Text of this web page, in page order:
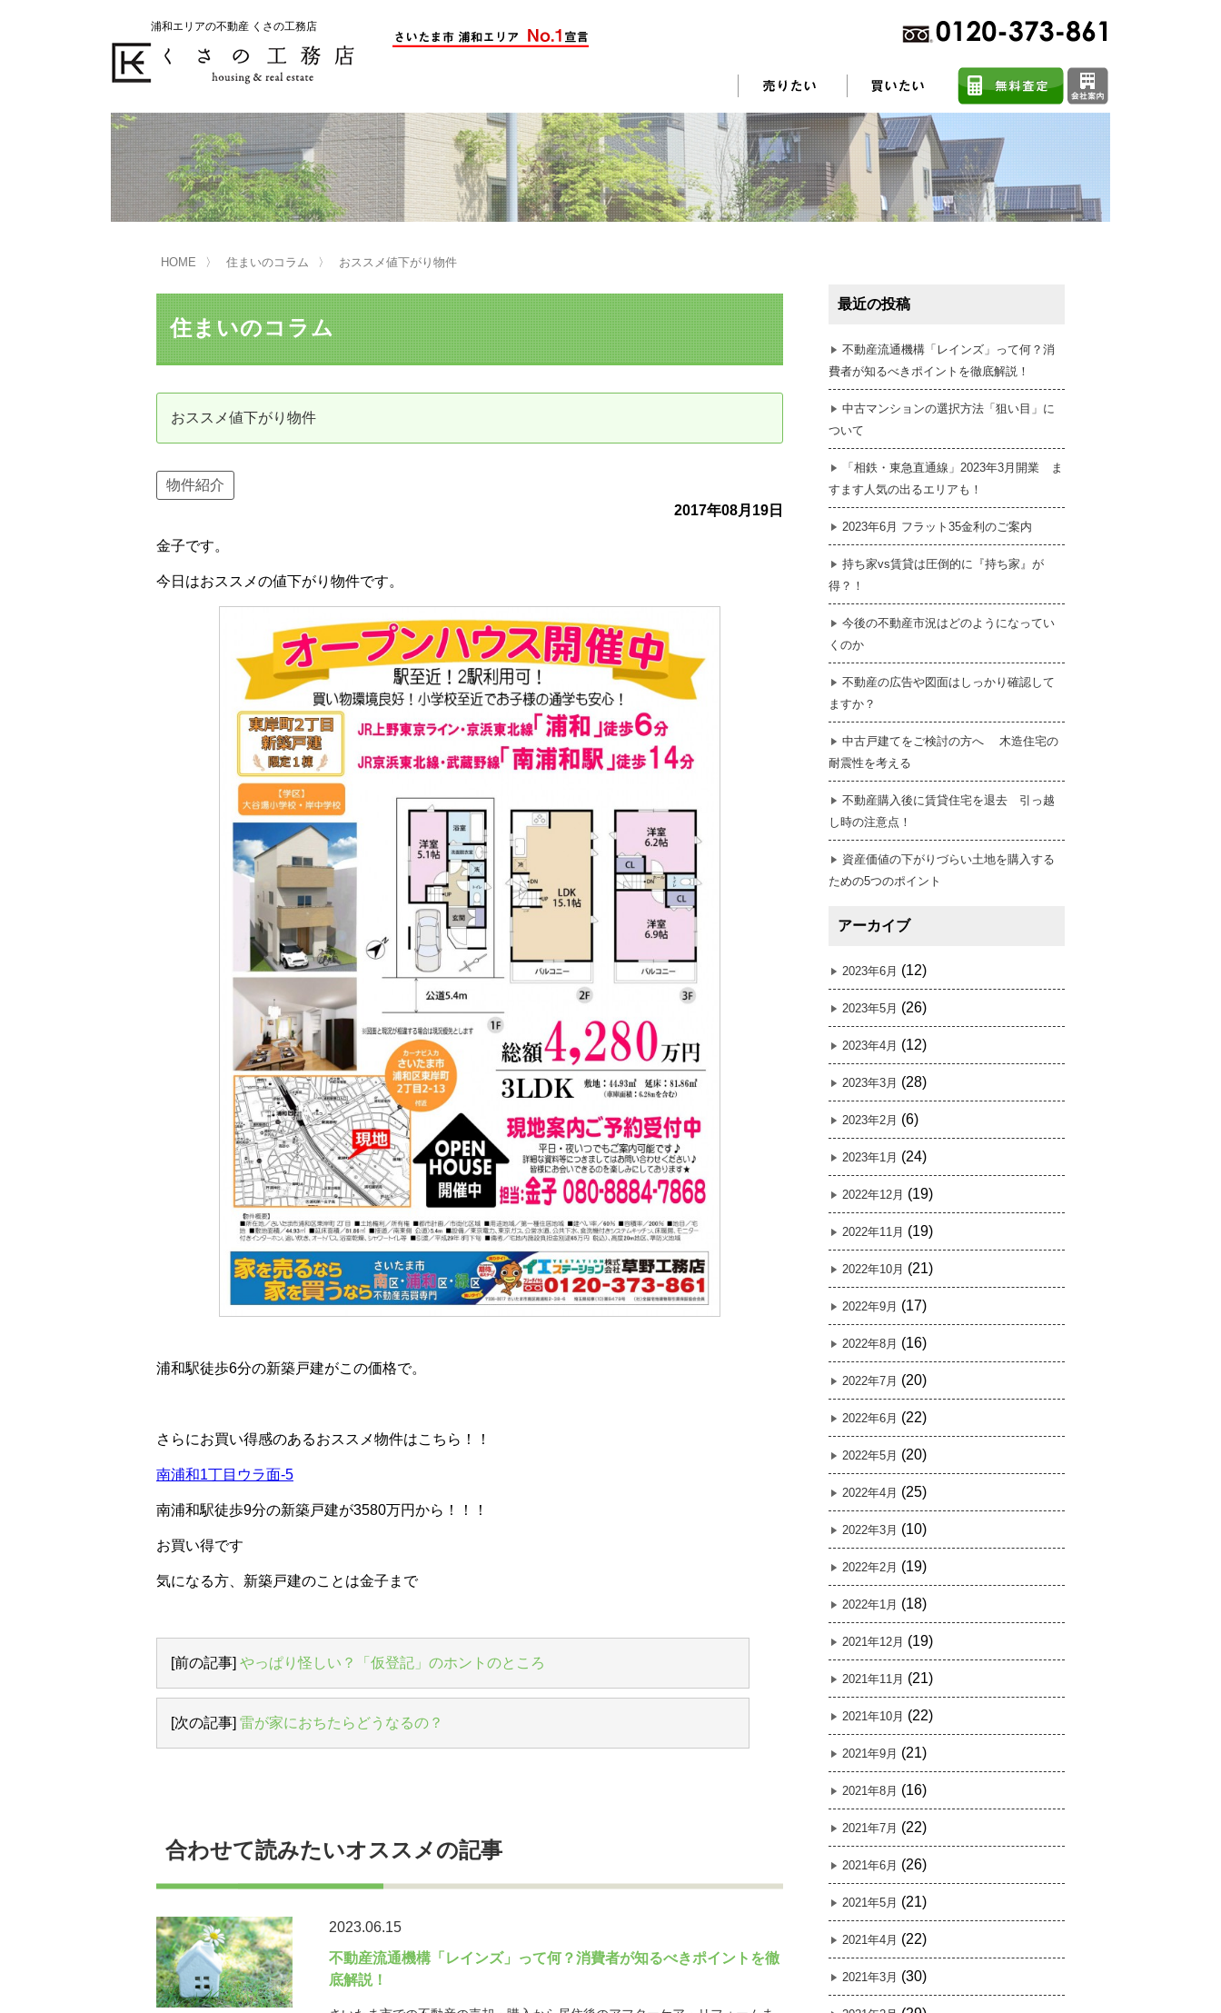
浦和エリアの不動産 くさの工務店
不動産の売却をお考えのお客様
くさの工務店が選ばれる理由 売却活動 売却されたお客様の声 不動産売却に関するよくある質問
買い替えサポート はじめての売却 不動産売却成功のコツ 任意売却
不動産の相続 売却前の修繕・リフォーム
売却の流れ（手順）
不動産売却の詳しい流れ 売買契約のご締結
不動産の引き渡し
不動産の購入をお考えのお客様
くさの工務店が選ばれる理由 購入されたお客様の声 不動産購入に関するよくある質問
住宅ローン控除・消費税について
リニュアル仲介とは
資産価値の減りにくい住宅購入 中古だから安心して購入できる仕組み リニュアル仲介で実現する豊かな暮らし はじめての物件探し
HOME 住まいのコラム おススメ値下がり物件
住まいのコラム
おススメ値下がり物件
物件紹介
2017年08月19日
金子です。
今日はおススメの値下がり物件です。
浦和駅徒歩6分の新築戸建がこの価格で。
さらにお買い得感のあるおススメ物件はこちら！！
南浦和1丁目ウラ面-5
南浦和駅徒歩9分の新築戸建が3580万円から！！！
お買い得です
気になる方、新築戸建のことは金子まで
[前の記事] やっぱり怪しい？「仮登記」のホントのところ
[次の記事] 雷が家におちたらどうなるの？
合わせて読みたいオススメの記事
2023.06.15
不動産流通機構「レインズ」って何？消費者が知るべきポイントを徹
底解説！
最近の投稿
不動産流通機構「レインズ」って何？消
費者が知るべきポイントを徹底解説！
中古マンションの選択方法「狙い目」に
ついて
「相鉄・東急直通線」2023年3月開業 ま
すます人気の出るエリアも！
2023年6月 フラット35金利のご案内
持ち家vs賃貸は圧倒的に『持ち家』が
得？！
今後の不動産市況はどのようになってい
くのか
不動産の広告や図面はしっかり確認して
ますか？
中古戸建てをご検討の方へ 木造住宅の
耐震性を考える
不動産購入後に賃貸住宅を退去 引っ越
し時の注意点！
資産価値の下がりづらい土地を購入する
ための5つのポイント
アーカイブ
2023年6月 (12)
2023年5月 (26)
2023年4月 (12)
2023年3月 (28)
2023年2月 (6)
2023年1月 (24)
2022年12月 (19)
2022年11月 (19)
2022年10月 (21)
2022年9月 (17)
2022年8月 (16)
2022年7月 (20)
2022年6月 (22)
2022年5月 (20)
2022年4月 (25)
2022年3月 (10)
2022年2月 (19)
2022年1月 (18)
2021年12月 (19)
2021年11月 (21)
2021年10月 (22)
2021年9月 (21)
2021年8月 (16)
2021年7月 (22)
2021年6月 (26)
2021年5月 (21)
2021年4月 (22)
2021年3月 (30)